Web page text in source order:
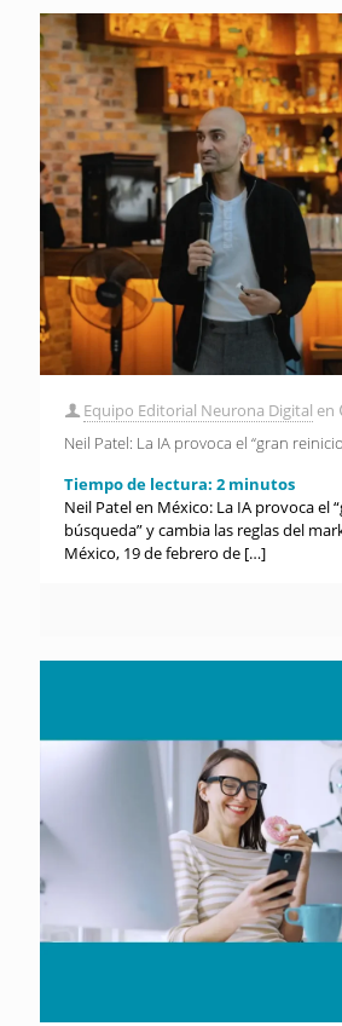
Equipo Editorial Neurona Digital en
Neil Patel: La IA provoca el “gran
Tiempo de lectura: 2 minutos
Neil Patel en México: La IA provoca el
búsqueda” y cambia las reglas del
México, 19 de febrero de […]